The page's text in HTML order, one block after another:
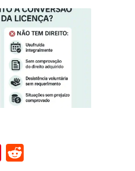
Pinterest